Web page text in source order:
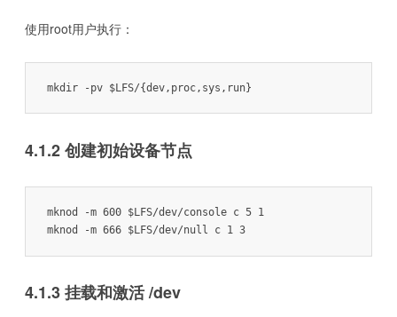
使用root用户执行：
mkdir -pv $LFS/{dev,proc,sys,run}
4.1.2 创建初始设备节点
mknod -m 600 $LFS/dev/console c 5 1
mknod -m 666 $LFS/dev/null c 1 3
4.1.3 挂载和激活 /dev